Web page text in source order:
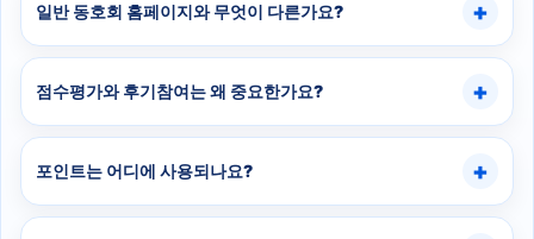
일반 동호회 홈페이지와 무엇이 다른가요?
점수평가와 후기참여는 왜 중요한가요?
포인트는 어디에 사용되나요?